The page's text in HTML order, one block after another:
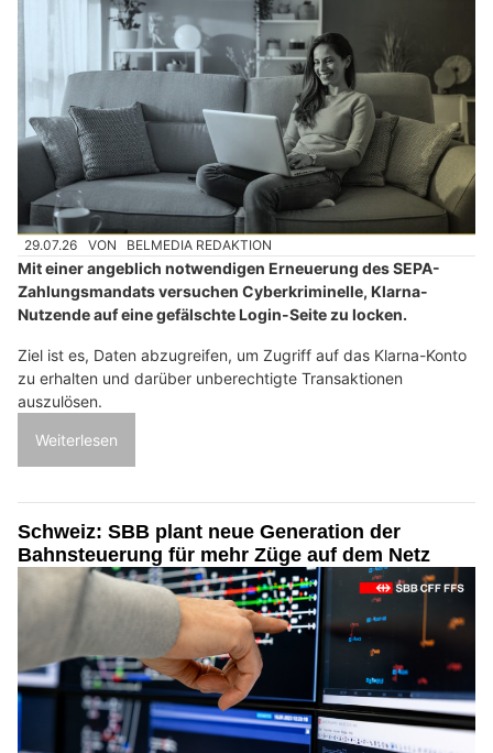
29.07.26 VON BELMEDIA REDAKTION
Mit einer angeblich notwendigen Erneuerung des SEPA-
Zahlungsmandats versuchen Cyberkriminelle, Klarna-
Nutzende auf eine gefälschte Login-Seite zu locken.
Ziel ist es, Daten abzugreifen, um Zugriff auf das Klarna-Konto
zu erhalten und darüber unberechtigte Transaktionen
auszulösen.
Weiterlesen
Schweiz: SBB plant neue Generation der
Bahnsteuerung für mehr Züge auf dem Netz